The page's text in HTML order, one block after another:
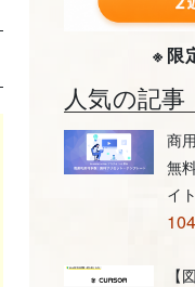
※ 限
人気の記事
商
無
イト
【